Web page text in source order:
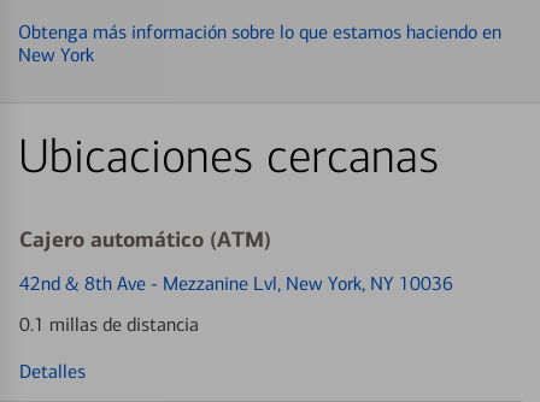
Obtenga más información sobre lo que estamos haciendo en
New York
Ubicaciones cercanas
Cajero automático (ATM)
42nd & 8th Ave - Mezzanine Lvl, New York, NY 10036
0.1 millas de distancia
Detalles